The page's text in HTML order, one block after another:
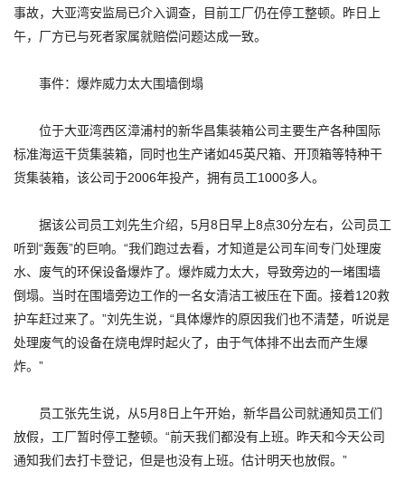
事故，大亚湾安监局已介入调查，目前工厂仍在停工整顿。昨日上
午，厂方已与死者家属就赔偿问题达成一致。
事件：爆炸威力太大围墙倒塌
位于大亚湾西区漳浦村的新华昌集装箱公司主要生产各种国际
标准海运干货集装箱，同时也生产诸如45英尺箱、开顶箱等特种干
货集装箱，该公司于2006年投产，拥有员工1000多人。
据该公司员工刘先生介绍，5月8日早上8点30分左右，公司员工
听到“轰轰”的巨响。“我们跑过去看，才知道是公司车间专门处理废
水、废气的环保设备爆炸了。爆炸威力太大，导致旁边的一堵围墙
倒塌。当时在围墙旁边工作的一名女清洁工被压在下面。接着120救
护车赶过来了。”刘先生说，“具体爆炸的原因我们也不清楚，听说是
处理废气的设备在烧电焊时起火了，由于气体排不出去而产生爆
炸。”
员工张先生说，从5月8日上午开始，新华昌公司就通知员工们
放假，工厂暂时停工整顿。“前天我们都没有上班。昨天和今天公司
通知我们去打卡登记，但是也没有上班。估计明天也放假。”